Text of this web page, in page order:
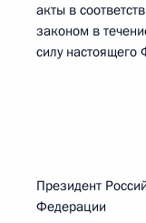
акты в
законом в
силу настоящего
Президент